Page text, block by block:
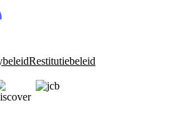
Restitutiebeleid